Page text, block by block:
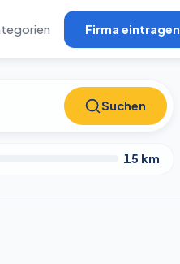
Firma eintragen
Suchen
15 km